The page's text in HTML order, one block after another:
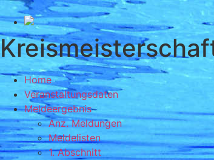
Home
Veranstaltungsdaten
Meldeergebnis
Anz. Meldungen
Meldelisten
1. Abschnitt